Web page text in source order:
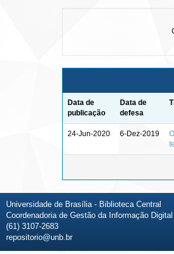
Data de
publicação
Data de
defesa
24-Jun-2020 6-Dez-2019
Universidade de Brasília - Biblioteca Central
Coordenadoria de Gestão da Informação
(61) 3107-2683
repositorio@unb.br